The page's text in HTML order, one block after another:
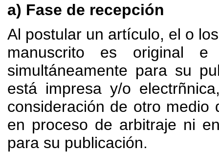
a) Fase de recepción
Al postular un artículo, el o
manuscrito es original
simultáneamente para su
está impresa y/o
consideración de otro medio
en proceso de arbitraje ni
para su publicación.